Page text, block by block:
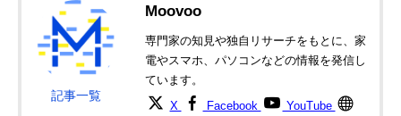
置スタンド TB-
記事一覧
Moovoo
専門家の知見や独自リサーチをもとに、家
電やスマホ、パソコンなどの情報を発信し
ています。
X Facebook
YouTube